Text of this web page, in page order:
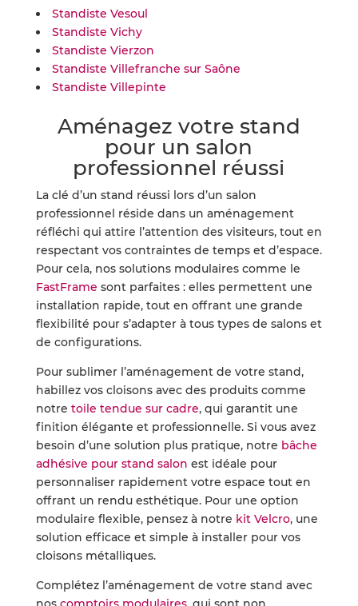
Standiste Vesoul
Standiste Vichy
Standiste Vierzon
Standiste Villefranche sur Saône
Standiste Villepinte
Aménagez votre stand
pour un salon
professionnel réussi
La clé d’un stand réussi lors d’un salon
professionnel réside dans un aménagement
réfléchi qui attire l’attention des visiteurs, tout en
respectant vos contraintes de temps et d’espace.
Pour cela, nos solutions modulaires comme le
FastFrame sont parfaites : elles permettent une
installation rapide, tout en offrant une grande
flexibilité pour s’adapter à tous types de salons et
de configurations.
Pour sublimer l’aménagement de votre stand,
habillez vos cloisons avec des produits comme
notre toile tendue sur cadre, qui garantit une
finition élégante et professionnelle. Si vous avez
besoin d’une solution plus pratique, notre bâche
adhésive pour stand salon est idéale pour
personnaliser rapidement votre espace tout en
offrant un rendu esthétique. Pour une option
modulaire flexible, pensez à notre kit Velcro, une
solution efficace et simple à installer pour vos
cloisons métalliques.
Complétez l’aménagement de votre stand avec